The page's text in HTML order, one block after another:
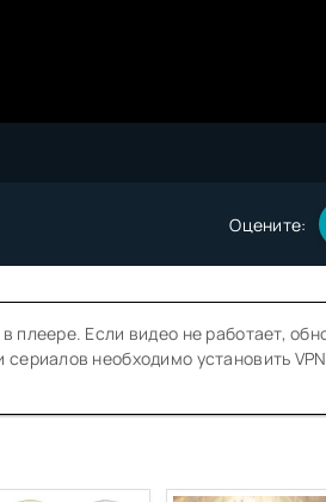
Оцените:
плеере. Если видео не работает,
необходимо установить